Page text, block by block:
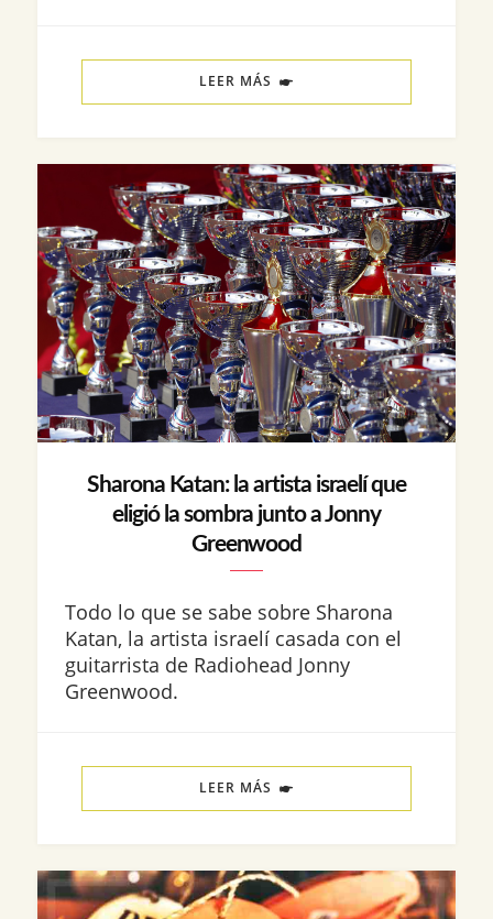
LEER MÁS
Sharona Katan: la artista israelí que
eligió la sombra junto a Jonny
Greenwood
Todo lo que se sabe sobre Sharona
Katan, la artista israelí casada con el
guitarrista de Radiohead Jonny
Greenwood.
LEER MÁS